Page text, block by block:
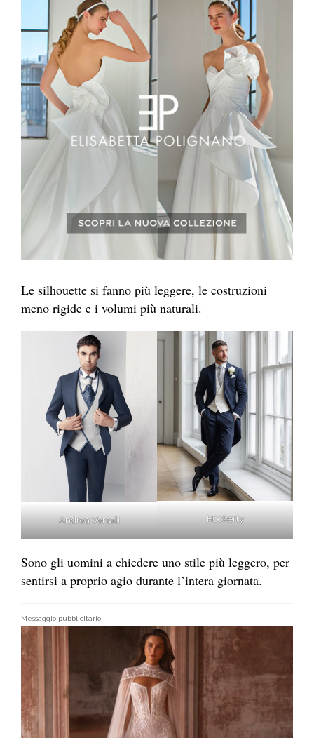
Le silhouette si fanno più leggere, le costruzioni
meno rigide e i volumi più naturali.
Andrea Versali Hockerty
Sono gli uomini a chiedere uno stile più leggero, per
sentirsi a proprio agio durante l’intera giornata.
Messaggio pubblicitario